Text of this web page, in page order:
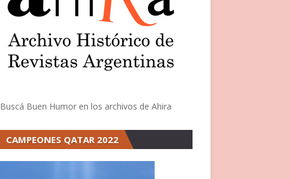
Buscá Buen Humor en los archivos de Ahira
CAMPEONES QATAR 2022